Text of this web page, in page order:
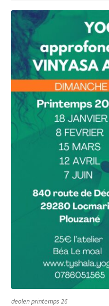
deolen printemps 26